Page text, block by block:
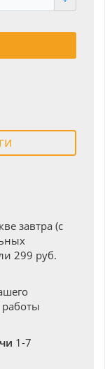
завтра (с
299 руб.
работы
1-7